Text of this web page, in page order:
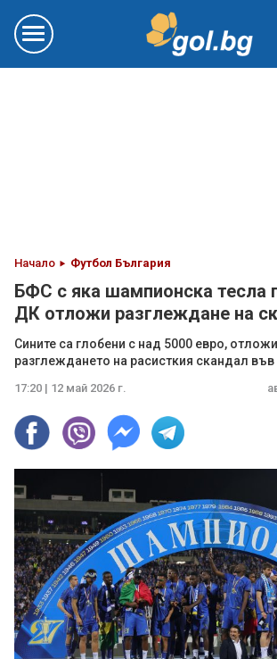
Начало Футбол България
БФС с яка шампионска тесла
ДК отложи разглеждане на
Сините са глобени с над 5000 евро,
разглеждането на расисткия скандал във
17:20 | 12 май 2026 г.